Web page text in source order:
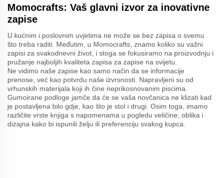
Momocrafts: Vaš glavni izvor za inovativne
zapise
U kućnim i poslovnim uvjetima ne može se bez zapisa o svemu
što treba raditi. Međutim, u Momocrafts, znamo koliko su važni
zapisi za svakodnevni život, i stoga se fokusiramo na proizvodnju i
pružanje najboljih kvaliteta zapisa za zapise na svijetu.
Ne vidimo naše zapise kao samo način da se informacije
prenose, već kao potvrdu naše izvrsnosti. Napravljeni su od
vrhunskih materijala koji ih čine neprikosnovanim piscima.
Gumoirane podloge jamče da će se vaša novčanica ne klizati kad
je postavljena bilo gdje, kao što je stol i drugi. Osim toga, imamo
različite vrste knjiga s napomenama u pogledu veličine, oblika i
dizajna kako bi ispunili želju ili preferenciju svakog kupca.